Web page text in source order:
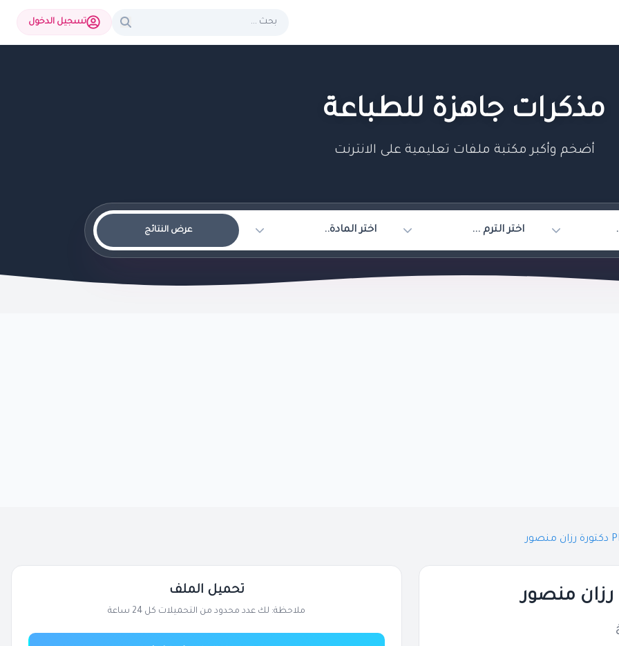
تسجيل الدخول
مذكرات جاهزة للطباعة
أضخم وأكبر مكتبة ملفات تعليمية على الانترنت
عرض النتائج
تحميل الملف
ملاحظة: لك عدد محدود من التحميلات كل 24 ساعة